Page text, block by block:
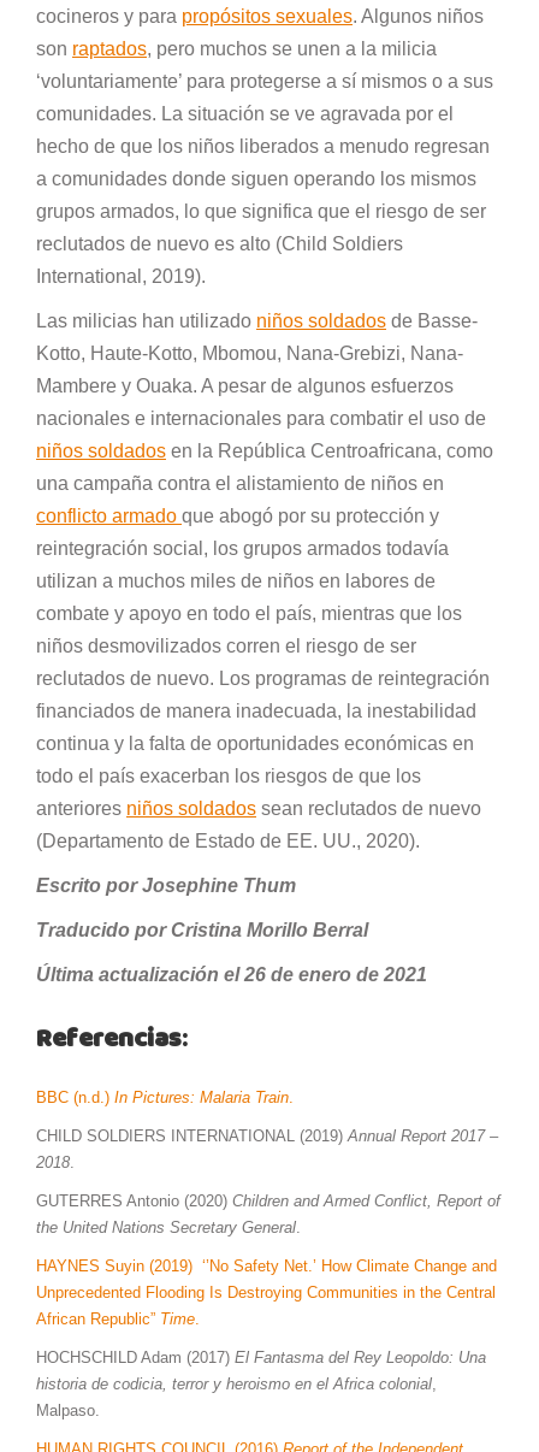
cocineros y para propósitos sexuales. Algunos niños
son raptados, pero muchos se unen a la milicia
‘voluntariamente’ para protegerse a sí mismos o a sus
comunidades. La situación se ve agravada por el
hecho de que los niños liberados a menudo regresan
a comunidades donde siguen operando los mismos
grupos armados, lo que significa que el riesgo de ser
reclutados de nuevo es alto (Child Soldiers
International, 2019).
Las milicias han utilizado niños soldados de Basse-
Kotto, Haute-Kotto, Mbomou, Nana-Grebizi, Nana-
Mambere y Ouaka. A pesar de algunos esfuerzos
nacionales e internacionales para combatir el uso de
niños soldados en la República Centroafricana, como
una campaña contra el alistamiento de niños en
conflicto armado que abogó por su protección y
reintegración social, los grupos armados todavía
utilizan a muchos miles de niños en labores de
combate y apoyo en todo el país, mientras que los
niños desmovilizados corren el riesgo de ser
reclutados de nuevo. Los programas de reintegración
financiados de manera inadecuada, la inestabilidad
continua y la falta de oportunidades económicas en
todo el país exacerban los riesgos de que los
anteriores niños soldados sean reclutados de nuevo
(Departamento de Estado de EE. UU., 2020).
Escrito por Josephine Thum
Traducido por Cristina Morillo Berral
Última actualización el 26 de enero de 2021
Referencias:
BBC (n.d.) In Pictures: Malaria Train.
CHILD SOLDIERS INTERNATIONAL (2019)Annual Report 2017 –
2018.
GUTERRES Antonio (2020) Children and Armed Conflict, Report of
the United Nations Secretary General.
HAYNES Suyin (2019) ‘’No Safety Net.’ How Climate Change and
Unprecedented Flooding Is Destroying Communities in the Central
African Republic” Time.
HOCHSCHILD Adam (2017) El Fantasma del Rey Leopoldo: Una
historia de codicia, terror y heroismo en el Africa colonial,
Malpaso.